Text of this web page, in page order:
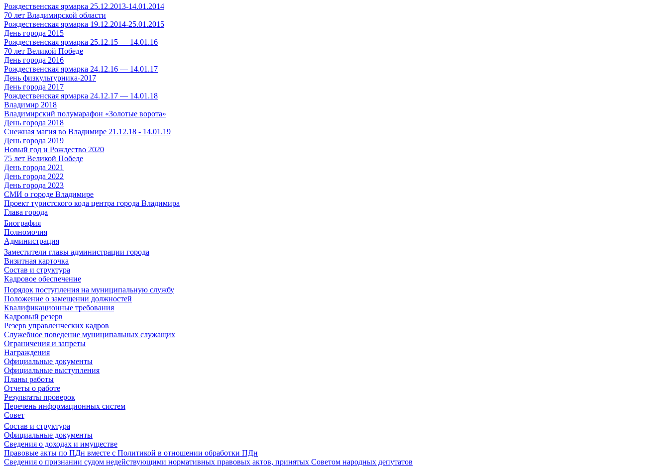
Рождественская ярмарка 25.12.2013-14.01.2014
70 лет Владимирской области
Рождественская ярмарка 19.12.2014-25.01.2015
День города 2015
Рождественская ярмарка 25.12.15 — 14.01.16
70 лет Великой Победе
День города 2016
Рождественская ярмарка 24.12.16 — 14.01.17
День физкультурника-2017
День города 2017
Рождественская ярмарка 24.12.17 — 14.01.18
Владимир 2018
Владимирский полумарафон «Золотые ворота»
День города 2018
Снежная магия во Владимире 21.12.18 - 14.01.19
День города 2019
Новый год и Рождество 2020
75 лет Великой Победе
День города 2021
День города 2022
День города 2023
СМИ о городе Владимире
Проект туристского кода центра города Владимира
Глава города
Биография
Полномочия
Администрация
Заместители главы администрации города
Визитная карточка
Состав и структура
Кадровое обеспечение
Порядок поступления на муниципальную службу
Положение о замещении должностей
Квалификационные требования
Кадровый резерв
Резерв управленческих кадров
Служебное поведение муниципальных служащих
Ограничения и запреты
Награждения
Официальные документы
Официальные выступления
Планы работы
Отчеты о работе
Результаты проверок
Перечень информационных систем
Совет
Состав и структура
Официальные документы
Сведения о доходах и имуществе
Правовые акты по ПДн вместе с Политикой в отношении обработки ПДн
Сведения о признании судом недействующими нормативных правовых актов, принятых Советом народных депутатов